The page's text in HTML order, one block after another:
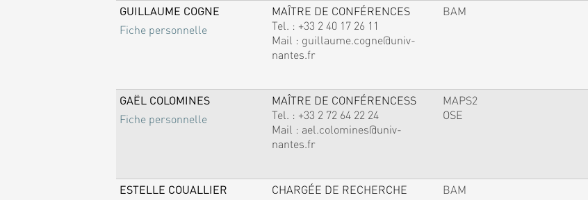
GUILLAUME COGNE
Fiche personnelle
MAÎTRE DE CONFÉRENCES
Tel. : +33 2 40 17 26 11
Mail : guillaume.cogne@univ-
nantes.fr
BAM
GAËL COLOMINES
Fiche personnelle
MAÎTRE DE CONFÉRENCESS
Tel. : +33 2 72 64 22 24
Mail : ael.colomines@univ-
nantes.fr
MAPS2
OSE
ESTELLE COUALLIER
CHARGÉE DE RECHERCHE
BAM